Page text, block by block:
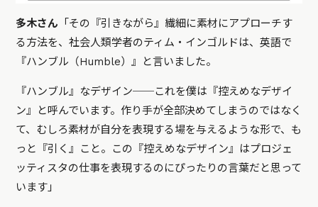
多木さん 「その『引きながら』繊細に素材にアプローチす
る方法を、社会人類学者のティム・インゴルドは、英語で
『ハンブル（Humble）』と言いました。
『ハンブル』なデザイン──これを僕は『控えめなデザイ
ン』と呼んでいます。作り手が全部決めてしまうのではなく
て、むしろ素材が自分を表現する場を与えるような形で、も
っと『引く』こと。この『控えめなデザイン』はプロジェ
ッティスタの仕事を表現するのにぴったりの言葉だと思って
います」